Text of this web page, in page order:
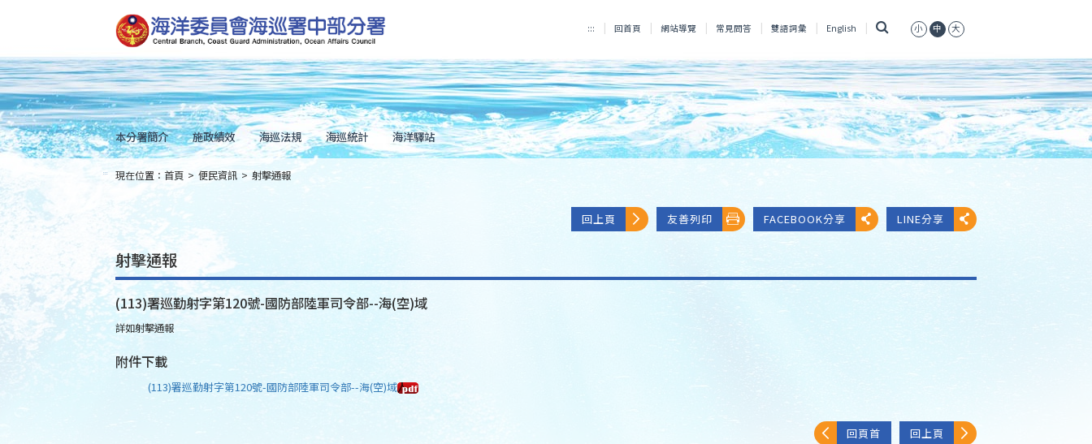
到
主
要
內
容
Skip
to
main
content
::: 回首頁 網站導覽 常見問答 雙語詞彙 English 小 中 大
本分署簡介 施政績效 海巡法規 海巡統計 海洋驛站
::: 現在位置： 首頁 > 便民資訊 > 射擊通報
回上頁 友善列印 FACEBOOK分享 LINE分享
射擊通報
(113)署巡勤射字第120號-國防部陸軍司令部--海(空)域
詳如射擊通報
附件下載
(113)署巡勤射字第120號-國防部陸軍司令部--海(空)域
回頁首 回上頁